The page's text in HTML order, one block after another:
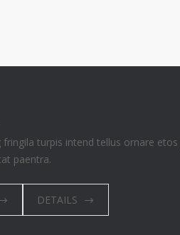
fringila turpis intend tellus ornare
paentra.
DETAILS